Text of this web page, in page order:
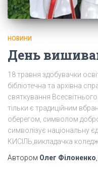
НОВИНИ
День
18 травня здобувачки
бібліотечна та архівна
святкування
тільки є традиційним
оберегом, символом
символізує національну
КИСІЛЬ,викладачка
Автором Олег Філоненко,